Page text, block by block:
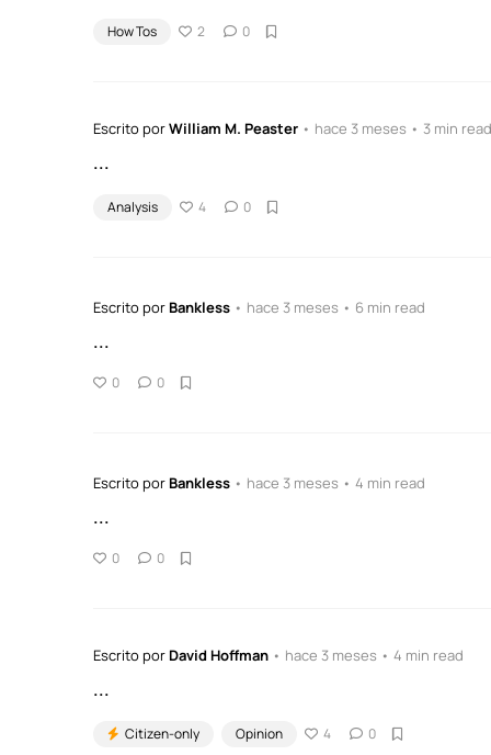
How Tos 2 0
Escrito porWilliam M. Peaster • hace 3 meses • 3 min read
...
Analysis 4 0
Escrito porBankless • hace 3 meses • 6 min read
...
0 0
Escrito porBankless • hace 3 meses • 4 min read
...
0 0
Escrito porDavid Hoffman • hace 3 meses • 4 min read
...
Citizen-only Opinion 4 0